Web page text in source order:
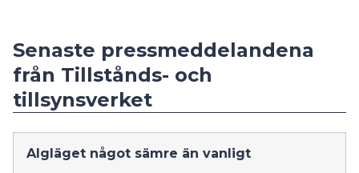
Senaste pressmeddelandena
från Tillstånds- och
tillsynsverket
Algläget något sämre än vanligt